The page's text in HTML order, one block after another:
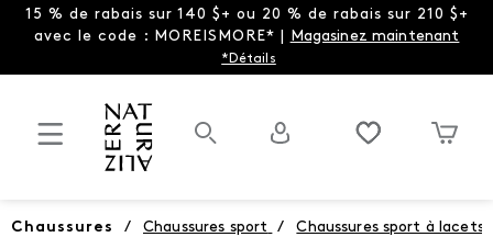
15 % de rabais sur 140 $+ ou 20 % de rabais sur 210 $+
avec le code : MOREISMORE* | Magasinez maintenant
*Détails
Chaussures / Chaussures sport / Chaussures sport à lacets